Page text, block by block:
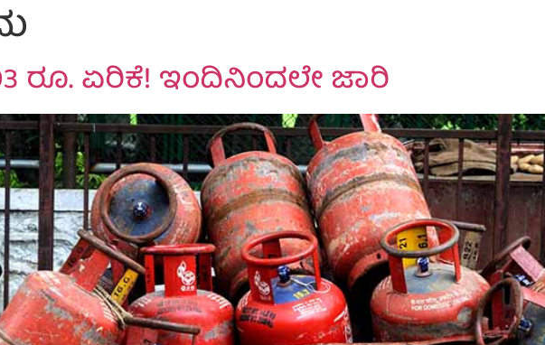
ಏರಿಕೆ! ಇಂದಿನಿಂದಲೇ ಜಾರಿ